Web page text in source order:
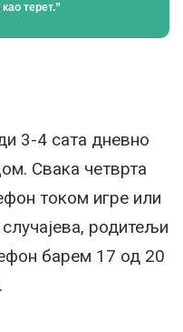
терет.”
3-4 сата дневно
Свака четврта
током игре или
родитељи
барем 17 од 20